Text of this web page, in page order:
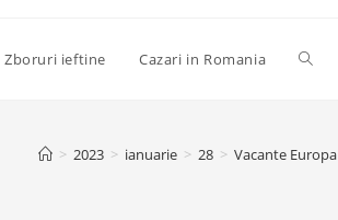
Zboruri ieftine Cazari in Romania Toggle
> 2023 > ianuarie > 28 > Vacante Europa